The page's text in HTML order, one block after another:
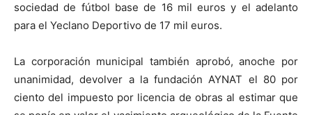
sociedad de fútbol base de 16 mil euros y el adelanto
para el Yeclano Deportivo de 17 mil euros.
La corporación municipal también aprobó, anoche por
unanimidad, devolver a la fundación AYNAT el 80 por
ciento del impuesto por licencia de obras al estimar que